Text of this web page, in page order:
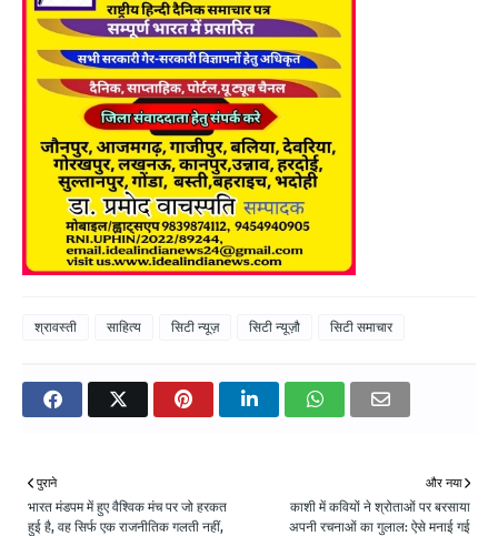
श्रावस्ती साहित्य सिटी न्यूज़ सिटी न्यूज़ौ सिटी समाचार
और नया
काशी में कवियों ने श्रोताओं पर बरसाया
अपनी रचनाओं का गुलाल: ऐसे मनाई गई
पुराने
भारत मंडपम में हुए वैश्विक मंच पर जो हरकत
हुई है, वह सिर्फ एक राजनीतिक गलती नहीं,